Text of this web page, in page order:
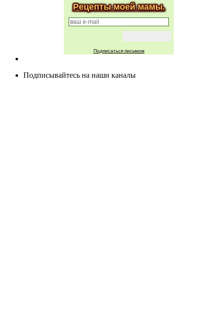
Рецепты моей мамы.
Подписаться письмом
Подписывайтесь на наши каналы